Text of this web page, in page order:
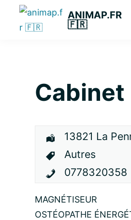
Passer
Passer
Passer
principale
ANIMAP.FR
🇫🇷
Cabinet
13821 La
Autres
0778320358
MAGNÉTISEUR
OSTÉOPATHE